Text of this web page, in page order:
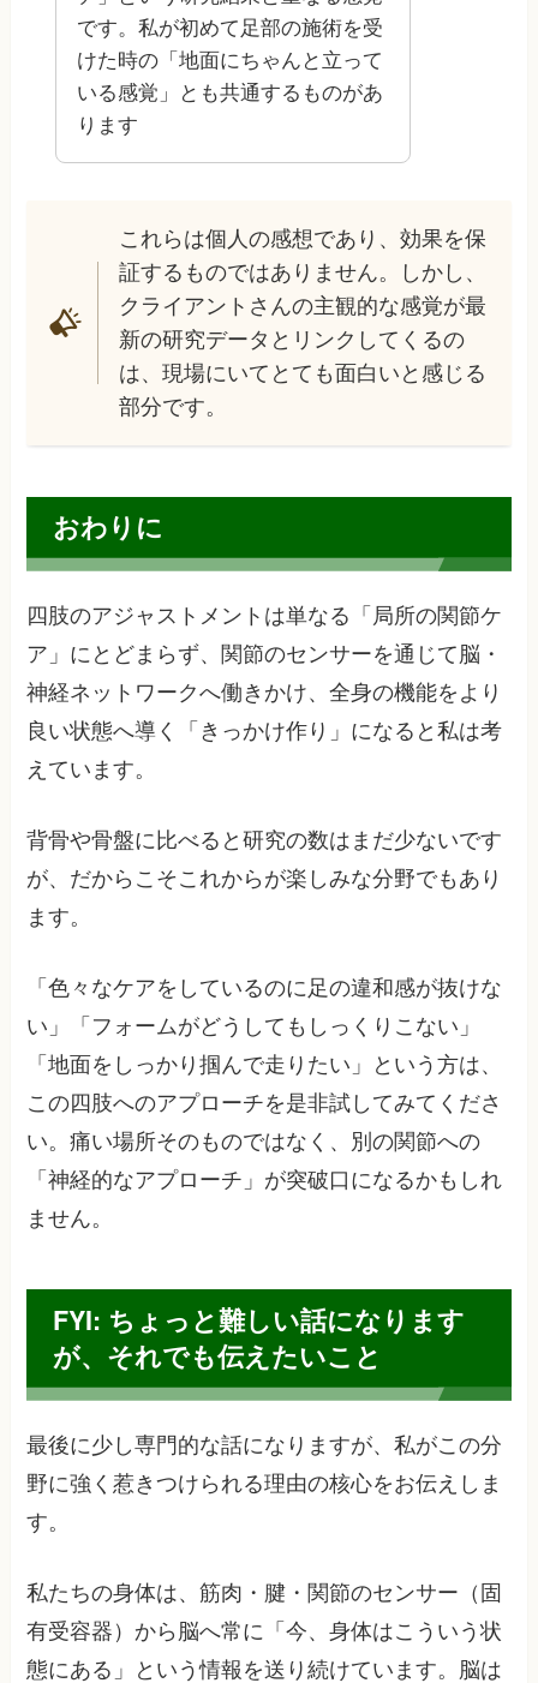
です。私が初めて足部の施術を受
けた時の「地面にちゃんと立って
いる感覚」とも共通するものがあ
ります
これらは個人の感想であり、効果を保
証するものではありません。しかし、
クライアントさんの主観的な感覚が最
新の研究データとリンクしてくるの
は、現場にいてとても面白いと感じる
部分です。
おわりに
四肢のアジャストメントは単なる「局所の関節ケ
ア」にとどまらず、関節のセンサーを通じて脳・
神経ネットワークへ働きかけ、全身の機能をより
良い状態へ導く「きっかけ作り」になると私は考
えています。
背骨や骨盤に比べると研究の数はまだ少ないです
が、だからこそこれからが楽しみな分野でもあり
ます。
「色々なケアをしているのに足の違和感が抜けな
い」「フォームがどうしてもしっくりこない」
「地面をしっかり掴んで走りたい」という方は、
この四肢へのアプローチを是非試してみてくださ
い。痛い場所そのものではなく、別の関節への
「神経的なアプローチ」が突破口になるかもしれ
ません。
FYI: ちょっと難しい話になります
が、それでも伝えたいこと
最後に少し専門的な話になりますが、私がこの分
野に強く惹きつけられる理由の核心をお伝えしま
す。
私たちの身体は、筋肉・腱・関節のセンサー（固
有受容器）から脳へ常に「今、身体はこういう状
態にある」という情報を送り続けています。脳は